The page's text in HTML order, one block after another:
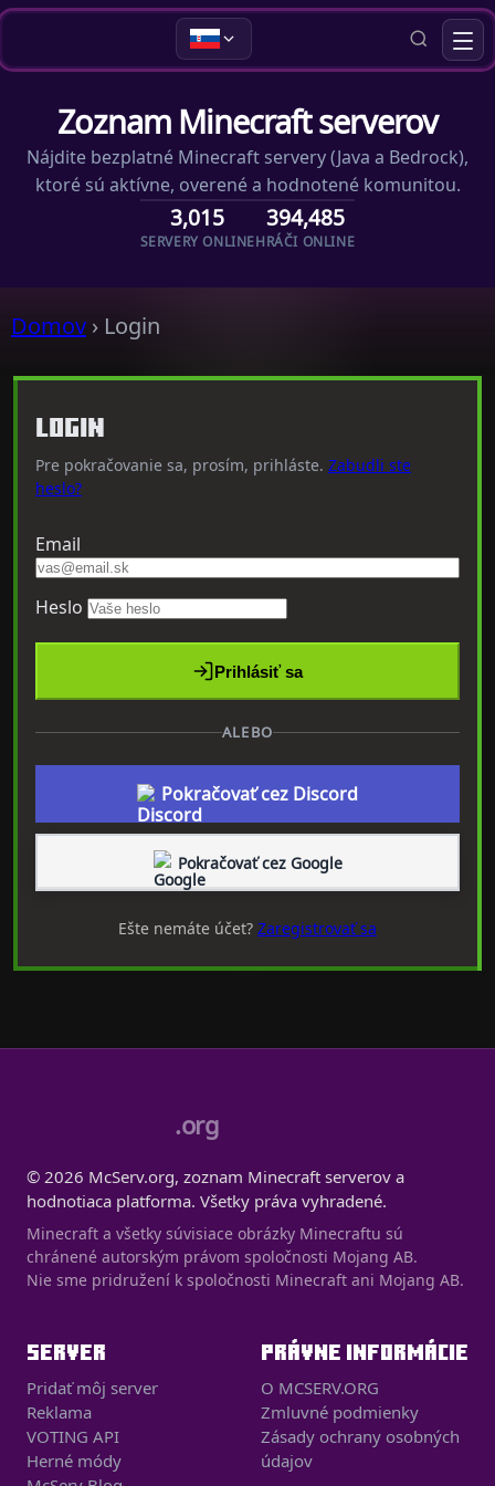
Zoznam Minecraft serverov
Nájdite bezplatné Minecraft servery (Java a Bedrock),
ktoré sú aktívne, overené a hodnotené komunitou.
3,015
SERVERY ONLINE
394,485
HRÁČI ONLINE
Domov › Login
Login
Pre pokračovanie sa, prosím, prihláste. Zabudli ste
heslo?
Email
Heslo
Prihlásiť sa
ALEBO
Pokračovať cez Discord
Pokračovať cez Google
Ešte nemáte účet? Zaregistrovať sa
.org
© 2026 McServ.org, zoznam Minecraft serverov a
hodnotiaca platforma. Všetky práva vyhradené.
Minecraft a všetky súvisiace obrázky Minecraftu sú
chránené autorským právom spoločnosti Mojang AB.
Nie sme pridružení k spoločnosti Minecraft ani Mojang AB.
SERVER
Pridať môj server
Reklama
VOTING API
Herné módy
PRÁVNE INFORMÁCIE
O MCSERV.ORG
Zmluvné podmienky
Zásady ochrany osobných
údajov